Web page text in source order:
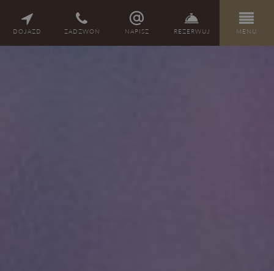
DOJAZD ZADZWOŃ NAPISZ REZERWUJ MENU
PL EN CZ